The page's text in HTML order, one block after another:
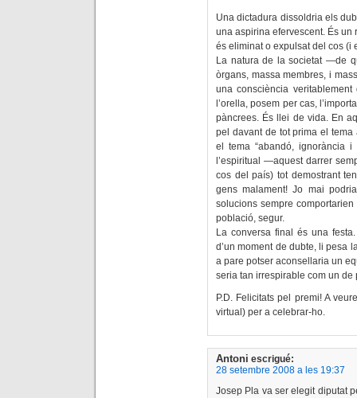
Una dictadura dissoldria els
una aspirina efervescent. És un
és eliminat o expulsat del cos (i
La natura de la societat —de
òrgans, massa membres, i
una consciència
l’orella, posem per cas,
pàncrees. És llei de vida. En
pel davant de tot prima el
el tema “abandó, ignorància
l’espiritual —aquest darrer
cos del país) tot demostrant
gens malament! Jo mai
solucions sempre
població, segur.
La conversa final és una
d’un moment de dubte, li pesa
a pare potser aconsellaria un
seria tan irrespirable com un de
P.D. Felicitats pel premi! A
virtual) per a celebrar-ho.
Antoni escrigué:
28 setembre 2008 a les 19:37
Josep Pla va ser elegit diputat